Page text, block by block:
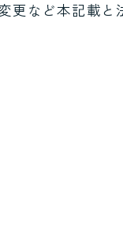
更など本記載と